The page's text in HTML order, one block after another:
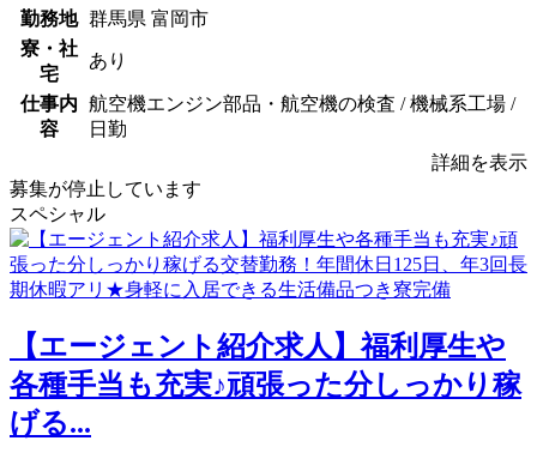
勤務地 群馬県 富岡市
寮・社
宅
あり
仕事内
容
航空機エンジン部品・航空機の検査 / 機械系工場 /
日勤
詳細を表示
募集が停止しています
スペシャル
【エージェント紹介求人】福利厚生や
各種手当も充実♪頑張った分しっかり稼
げる...